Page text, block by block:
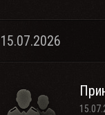
15.07.2026